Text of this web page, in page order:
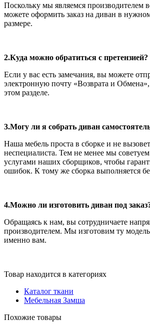
Поскольку мы являемся производителем
можете оформить заказ на диван в
размере.
2.Куда можно обратиться с претензией?
Если у вас есть замечания, вы можете
электронную почту «Возврата и Обмена»,
этом разделе.
3.Могу ли я собрать диван
Наша мебель проста в сборке и не
неспециалиста. Тем не менее мы советуем
услугами наших сборщиков, чтобы
ошибок. К тому же сборка выполняется
4.Можно ли изготовить диван под
Обращаясь к нам, вы сотрудничаете
производителем. Мы изготовим ту
именно вам.
Товар находится в категориях
Каталог ткани
Мебельная Замша
Похожие товары